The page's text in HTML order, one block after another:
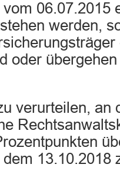
06.07.2015
werden,
oder
verurteilen, an
13.10.2018